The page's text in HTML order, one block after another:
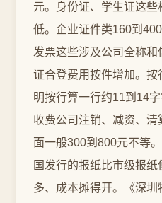
元。身份证、学生证这些
低。企业证件类160到
发票这些涉及公司全称
证合登费用按件增加。
明按行算一行约11到14
收费公司注销、减资、
面一般300到800元不等
国发行的报纸比市级报
多、成本摊得开。《深